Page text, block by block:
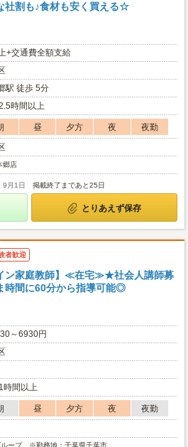
社割も♪食材も安く買える☆
+交通費全額支給
駅 徒歩 5分
時間以上
昼 夕方 夜
夜勤
郷店
9月1日 掲載終了まであと25日
とりあえず保存
者歓迎
ン家庭教師】≪在宅≫★社会人講師募
時間に60分から指導可能◎
～6930円
時間以上
昼 夕方 夜
夜勤
ループ ※勤務地：千葉県千葉市